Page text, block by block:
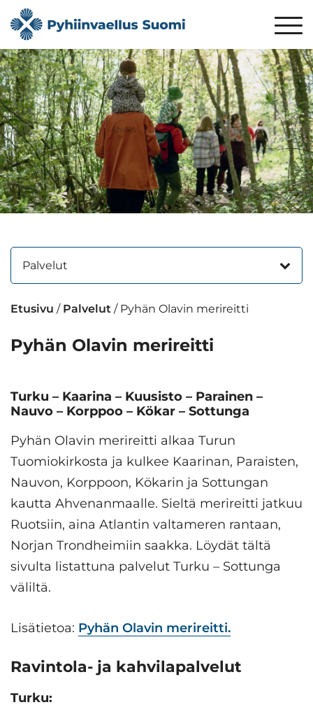
Palvelut
Etusivu / Palvelut / Pyhän Olavin merireitti
Pyhän Olavin merireitti
Turku – Kaarina – Kuusisto – Parainen –
Nauvo – Korppoo – Kökar – Sottunga
Pyhän Olavin merireitti alkaa Turun
Tuomiokirkosta ja kulkee Kaarinan, Paraisten,
Nauvon, Korppoon, Kökarin ja Sottungan
kautta Ahvenanmaalle. Sieltä merireitti jatkuu
Ruotsiin, aina Atlantin valtameren rantaan,
Norjan Trondheimiin saakka. Löydät tältä
sivulta listattuna palvelut Turku – Sottunga
väliltä.
Lisätietoa: Pyhän Olavin merireitti.
Ravintola- ja kahvilapalvelut
Turku: